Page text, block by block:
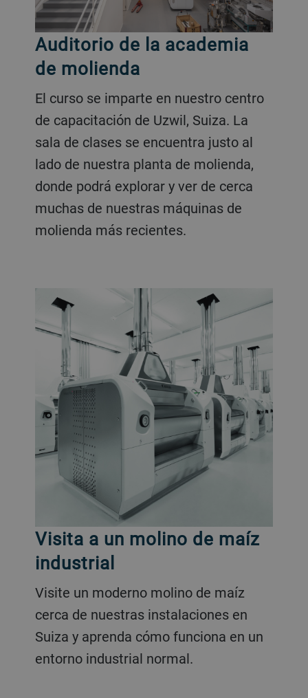
Auditorio de la academia
de molienda
El curso se imparte en nuestro centro
de capacitación de Uzwil, Suiza. La
sala de clases se encuentra justo al
lado de nuestra planta de molienda,
donde podrá explorar y ver de cerca
muchas de nuestras máquinas de
molienda más recientes.
Visita a un molino de maíz
industrial
Visite un moderno molino de maíz
cerca de nuestras instalaciones en
Suiza y aprenda cómo funciona en un
entorno industrial normal.